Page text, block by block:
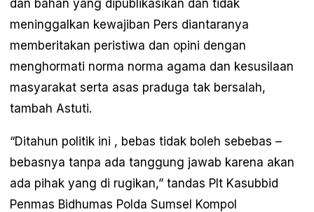
dan bahan yang dipublikasikan dan tidak
meninggalkan kewajiban Pers diantaranya
memberitakan peristiwa dan opini dengan
menghormati norma norma agama dan kesusilaan
masyarakat serta asas praduga tak bersalah,
tambah Astuti.
“Ditahun politik ini , bebas tidak boleh sebebas –
bebasnya tanpa ada tanggung jawab karena akan
ada pihak yang di rugikan,” tandas Plt Kasubbid
Penmas Bidhumas Polda Sumsel Kompol